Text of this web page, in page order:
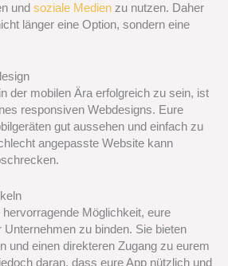
und soziale Medien zu nutzen. Daher
länger eine Option, sondern eine
der mobilen Ära erfolgreich zu sein, ist
responsiven Webdesigns. Eure
gut aussehen und einfach zu
angepasste Website kann
Möglichkeit, eure
Unternehmen zu binden. Sie bieten
und einen direkteren Zugang zu eurem
daran, dass eure App nützlich und